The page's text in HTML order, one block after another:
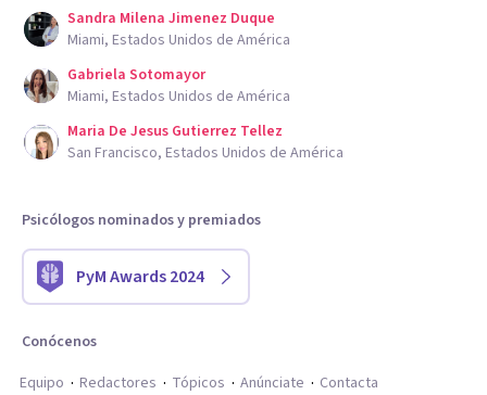
Sandra Milena Jimenez Duque
Miami, Estados Unidos de América
Gabriela Sotomayor
Miami, Estados Unidos de América
Maria De Jesus Gutierrez Tellez
San Francisco, Estados Unidos de América
Psicólogos nominados y premiados
PyM Awards 2024
Conócenos
Equipo
Redactores Tópicos Anúnciate Contacta